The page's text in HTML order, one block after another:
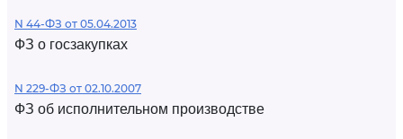
N 44-ФЗ от 05.04.2013
ФЗ о госзакупках
N 229-ФЗ от 02.10.2007
ФЗ об исполнительном производстве